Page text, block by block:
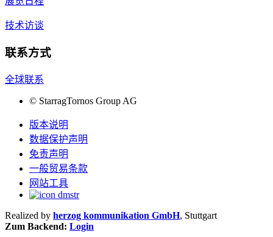
技术访谈
联系方式
全球联系
© StarragTornos Group AG
版本说明
数据保护声明
免责声明
一般贸易条款
网站工具
Realized by herzog kommunikation GmbH, Stuttgart
Zum Backend: Login